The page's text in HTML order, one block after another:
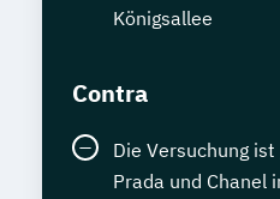
Königsallee
Contra
Die Versuchung
Prada und Chanel